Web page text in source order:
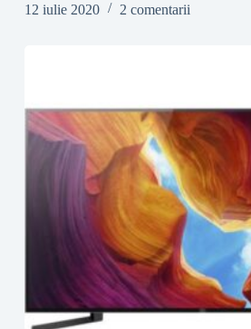
12 iulie 2020
2 comentarii